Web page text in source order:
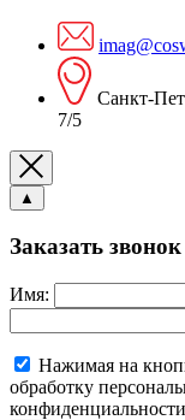
Санкт-
7/5
▲
Заказать звонок
Имя:
Нажимая на
обработку